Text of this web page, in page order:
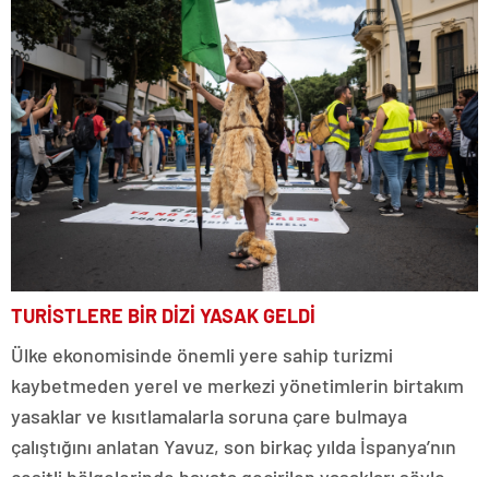
TURİSTLERE BİR DİZİ YASAK GELDİ
Ülke ekonomisinde önemli yere sahip turizmi
kaybetmeden yerel ve merkezi yönetimlerin birtakım
yasaklar ve kısıtlamalarla soruna çare bulmaya
çalıştığını anlatan Yavuz, son birkaç yılda İspanya’nın